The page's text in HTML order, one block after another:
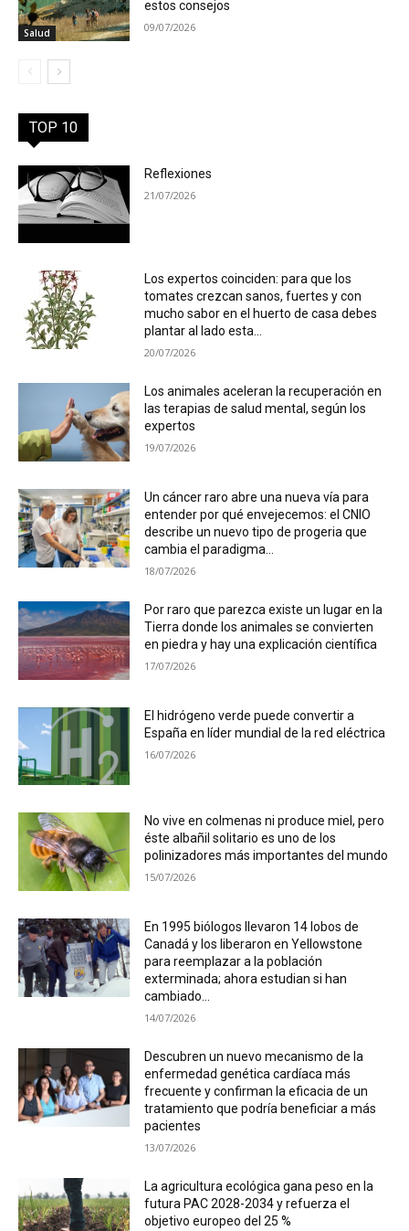
Salud
estos consejos
09/07/2026
TOP 10
Reflexiones
21/07/2026
Los expertos coinciden: para que los
tomates crezcan sanos, fuertes y con
mucho sabor en el huerto de casa debes
plantar al lado esta...
20/07/2026
Los animales aceleran la recuperación en
las terapias de salud mental, según los
expertos
19/07/2026
Un cáncer raro abre una nueva vía para
entender por qué envejecemos: el CNIO
describe un nuevo tipo de progeria que
cambia el paradigma...
18/07/2026
Por raro que parezca existe un lugar en la
Tierra donde los animales se convierten
en piedra y hay una explicación científica
17/07/2026
El hidrógeno verde puede convertir a
España en líder mundial de la red eléctrica
16/07/2026
No vive en colmenas ni produce miel, pero
éste albañil solitario es uno de los
polinizadores más importantes del mundo
15/07/2026
En 1995 biólogos llevaron 14 lobos de
Canadá y los liberaron en Yellowstone
para reemplazar a la población
exterminada; ahora estudian si han
cambiado...
14/07/2026
Descubren un nuevo mecanismo de la
enfermedad genética cardíaca más
frecuente y confirman la eficacia de un
tratamiento que podría beneficiar a más
pacientes
13/07/2026
La agricultura ecológica gana peso en la
futura PAC 2028-2034 y refuerza el
objetivo europeo del 25 %